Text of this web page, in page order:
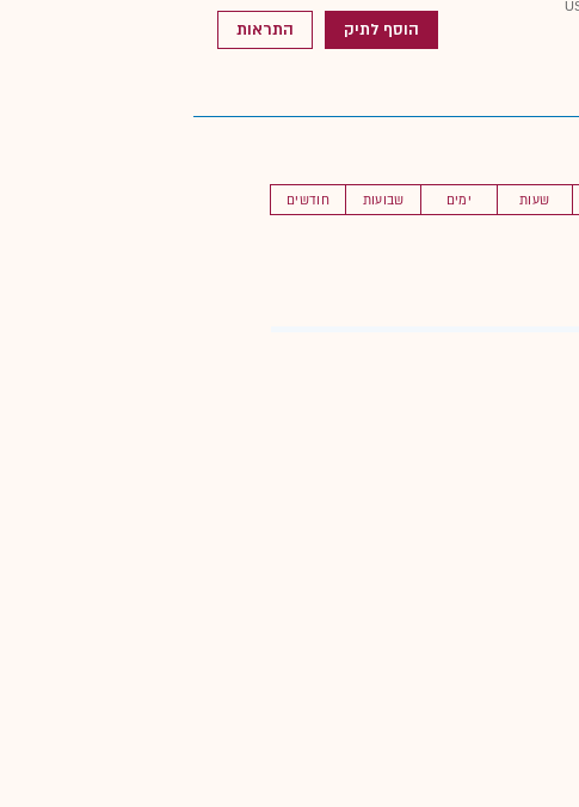
הוסף לתיק התראות
חודשים שבועות ימים שעות